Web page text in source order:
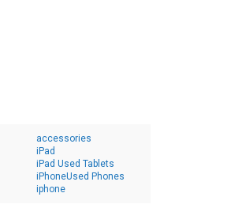
accessories
iPad
iPad Used Tablets
iPhoneUsed Phones
iphone